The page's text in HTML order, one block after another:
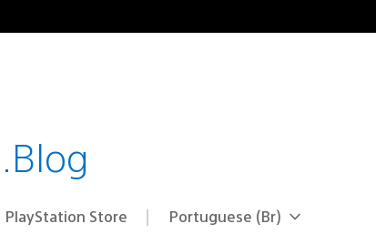
.Blog
PlayStation Store Selecione
Região
Portuguese (Br)